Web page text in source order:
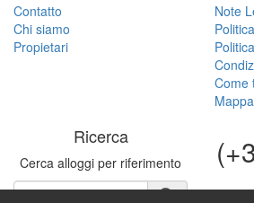
Contatto
Chi siamo
Propietari
Note
Come
Mappa
Ricerca
Cerca alloggi per riferimento